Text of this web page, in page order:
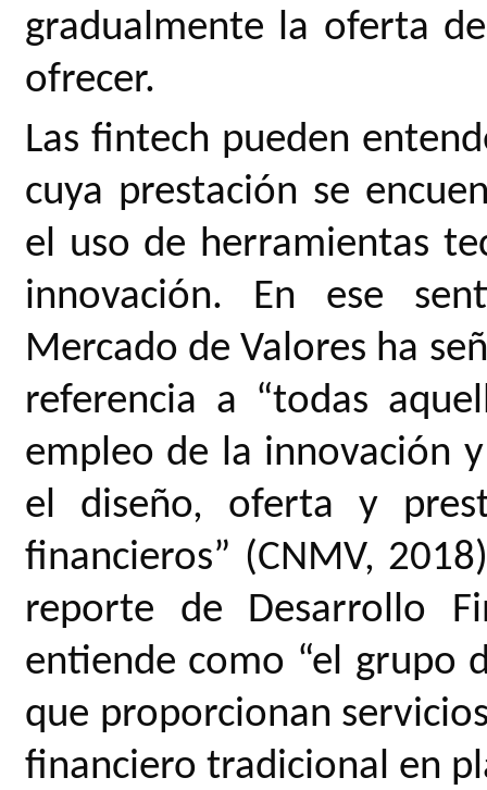
gradualmente la oferta
ofrecer.
Las fintech pueden
cuya prestación se
el uso de herramientas
innovación. En ese
Mercado de Valores ha
referencia a “todas
empleo de la innovación
el diseño, oferta y
financieros” (CNMV,
reporte de Desarrollo
entiende como “el grupo
que proporcionan
financiero tradicional en